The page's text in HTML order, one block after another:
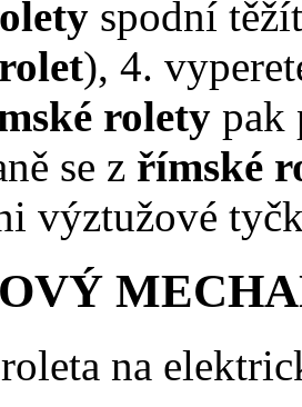
spodní
), 4.
rolety pak
se z římské
výztužové
na